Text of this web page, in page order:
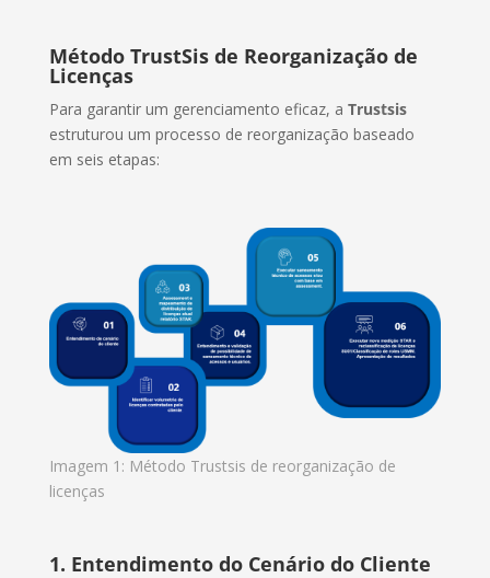
Método TrustSis de Reorganização de
Licenças
Para garantir um gerenciamento eficaz, a Trustsis
estruturou um processo de reorganização baseado
em seis etapas:
Imagem 1: Método Trustsis de reorganização de
licenças
1. Entendimento do Cenário do Cliente